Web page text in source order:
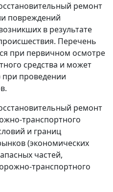
ремонт
повреждений
в результате
Перечень
при первичном осмотре
средства и может
при проведении
ремонт
транспортного
и границ
(экономических
частей,
транспортного